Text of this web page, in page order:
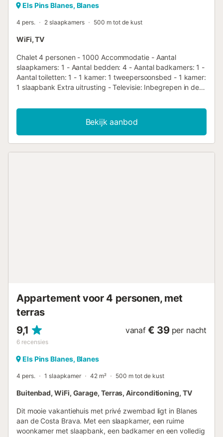
Els Pins Blanes, Blanes
4 pers. 2 slaapkamers 500 m tot de kust
WiFi, TV
Chalet 4 personen - 1000 Accommodatie - Aantal
slaapkamers: 1 - Aantal bedden: 4 - Aantal badkamers: 1 -
Aantal toiletten: 1 - 1 kamer: 1 tweepersoonsbed - 1 kamer:
1 slaapbank Extra uitrusting - Televisie: Inbegrepen in de
keukengerei - Elektrisch koffiezetapparaat - Dekbedden
of dekens inbegrepen - Inclusief kussens Huisdieren - Voor
huisdieren gelden de regels en eventuele kosten van het
park. - Huisdieren: Geen huisdieren toegelaten
sporttoernooien en animatie.Qua voorzieningen vindt u
twee restaurants met lokale specialiteiten e...
Bekijk aanbod
Appartement voor 4 personen, met
terras
9,1
6 recensies
vanaf € 39 per nacht
Els Pins Blanes, Blanes
4 pers. 1 slaapkamer 42 m² 500 m tot de kust
Buitenbad, WiFi, Garage, Terras, Airconditioning, TV
Dit mooie vakantiehuis met privé zwembad ligt in Blanes
aan de Costa Brava. Met een slaapkamer, een ruime
woonkamer met slaapbank, een badkamer en een volledig